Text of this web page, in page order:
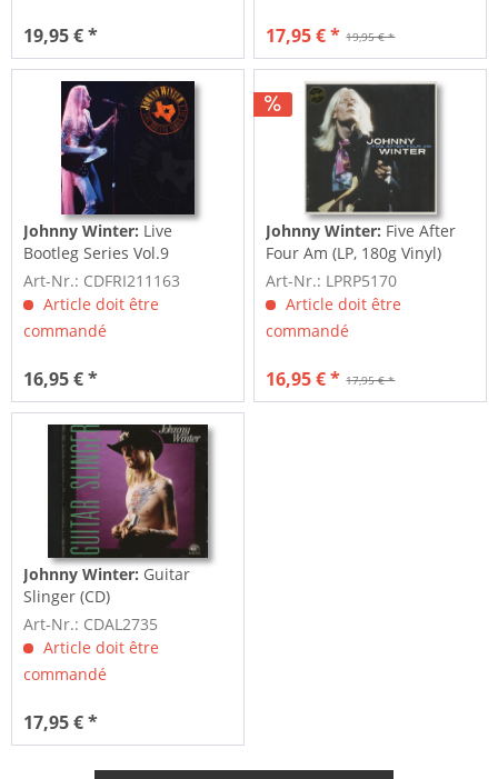
19,95 € * 19,95 € *
17,95 € *
Johnny Winter: Live
Bootleg Series Vol.9
Art-Nr.: CDFRI211163
Article doit être
commandé
16,95 € *
Johnny Winter: Five After
Four Am (LP, 180g Vinyl)
Art-Nr.: LPRP5170
Article doit être
commandé
17,95 € *
16,95 € *
Johnny Winter: Guitar
Slinger (CD)
Art-Nr.: CDAL2735
Article doit être
commandé
17,95 € *